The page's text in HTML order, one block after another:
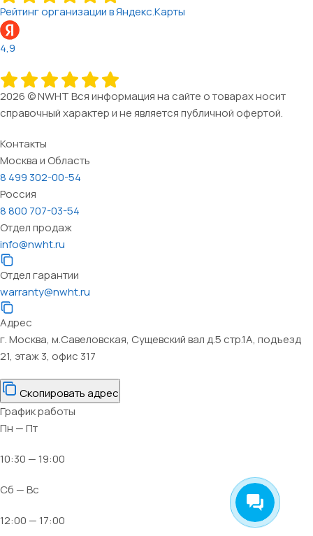
Рейтинг организации в Яндекс.Карты
4,9
2026 © NWHT Вся информация на сайте о товарах носит
справочный характер и не является публичной офертой.
Контакты
Москва и Область
8 499 302-00-54
Россия
8 800 707-03-54
Отдел продаж
info@nwht.ru
Отдел гарантии
warranty@nwht.ru
Адрес
г. Москва, м.Савеловская, Сущевский вал д.5 стр.1А, подъезд
21, этаж 3, офис 317
Скопировать адрес
График работы
Пн — Пт
10:30 — 19:00
Сб — Вс
12:00 — 17:00